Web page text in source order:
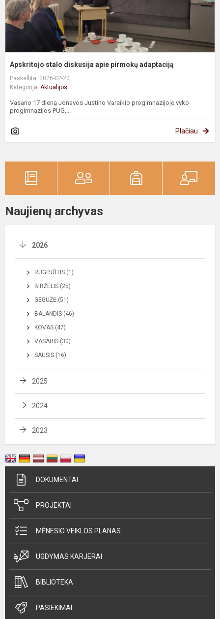
Apskritojo stalo diskusija apie pirmokų adaptaciją
Paskelbta: 2026-02-20
Kategorija: Aktualijos
Vasario 17 dieną Jonavos Justino Vareikio progimnazijoje vyko
progimnazijos PUG,...
Plačiau
Naujienų archyvas
2026
RUGPJŪTIS (1)
BIRŽELIS (25)
GEGUŽĖ (51)
BALANDIS (46)
KOVAS (47)
VASARIS (30)
SAUSIS (16)
2025
2024
2023
DOKUMENTAI
PROJEKTAI
MĖNESIO VEIKLOS PLANAS
UGDYMAS KARJERAI
BIBLIOTEKA
PASIEKIMAI